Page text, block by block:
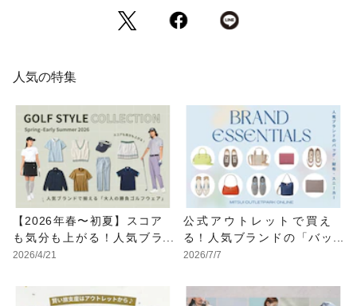
人気の特集
【2026年春〜初夏】スコア
も気分も上がる！人気ブラ
ンドで一式揃える「大人の
2026/4/21
公式アウトレットで買え
る！人気ブランドの「バッ
グ・財布・スニーカー」お
2026/7/7